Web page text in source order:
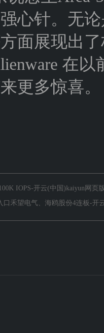
心针。无
面展现出
在
更多惊喜。
IOPS-开云(中国)kaiyun网页
口禾望电气、海鸥股份4连板-开